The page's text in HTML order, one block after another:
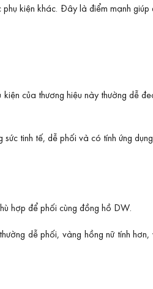
kiện khác. Đây là điểm mạnh
của thương hiệu này thường dễ
tinh tế, dễ phối và có tính ứng
hợp để phối cùng đồng hồ DW.
dễ phối, vàng hồng nữ tính